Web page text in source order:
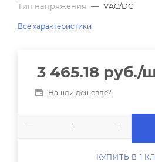
Тип напряжения — VAC/DC
Все характеристики
3 465.18 руб./
Нашли дешевле?
КУПИТЬ В 1